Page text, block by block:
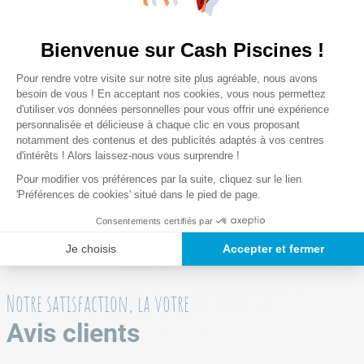
Clickconnect
Permet un montage
par emboitement en
60 minutes sans
outils par 2 ou 3
personnes
Shield
Offre de meilleures
résistances à la
perforation et aux UV,
permet de rester à
l'extérieur toute
l'année
Tubulure renforcée
Acier recouvert de
Lire la suite
Surface d'installation
Besoin dalle béton
Non
Rectangulaire
Dimensions
Revêtement
Notre satisfaction, la votre
Avis clients
Bienvenue sur Cash Piscines !
Plateforme de Gestion du
Pour rendre votre visite sur notre site plus agréable, nous avons
besoin de vous ! En acceptant nos cookies, vous nous permettez
d'utiliser vos données personnelles pour vous offrir une expérience
personnalisée et délicieuse à chaque clic en vous proposant
notamment des contenus et des publicités adaptés à vos centres
d'intérêts ! Alors laissez-nous vous surprendre !
Pour modifier vos préférences par la suite, cliquez sur le lien
'Préférences de cookies' situé dans le pied de page.
Consentements certifiés par
Je choisis Accepter et fermer
Axeptio consent